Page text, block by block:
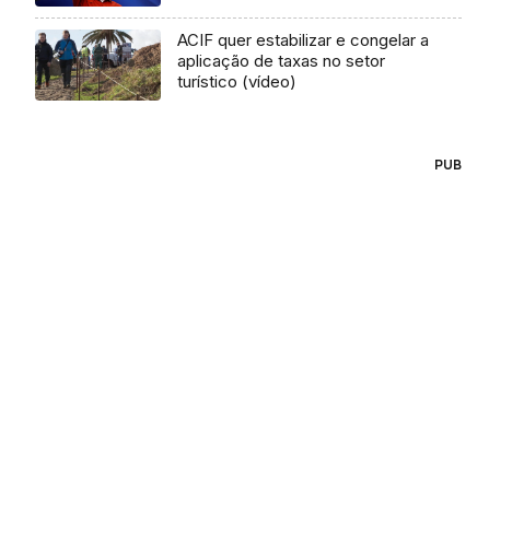
ACIF quer estabilizar e congelar a
aplicação de taxas no setor
turístico (vídeo)
PUB